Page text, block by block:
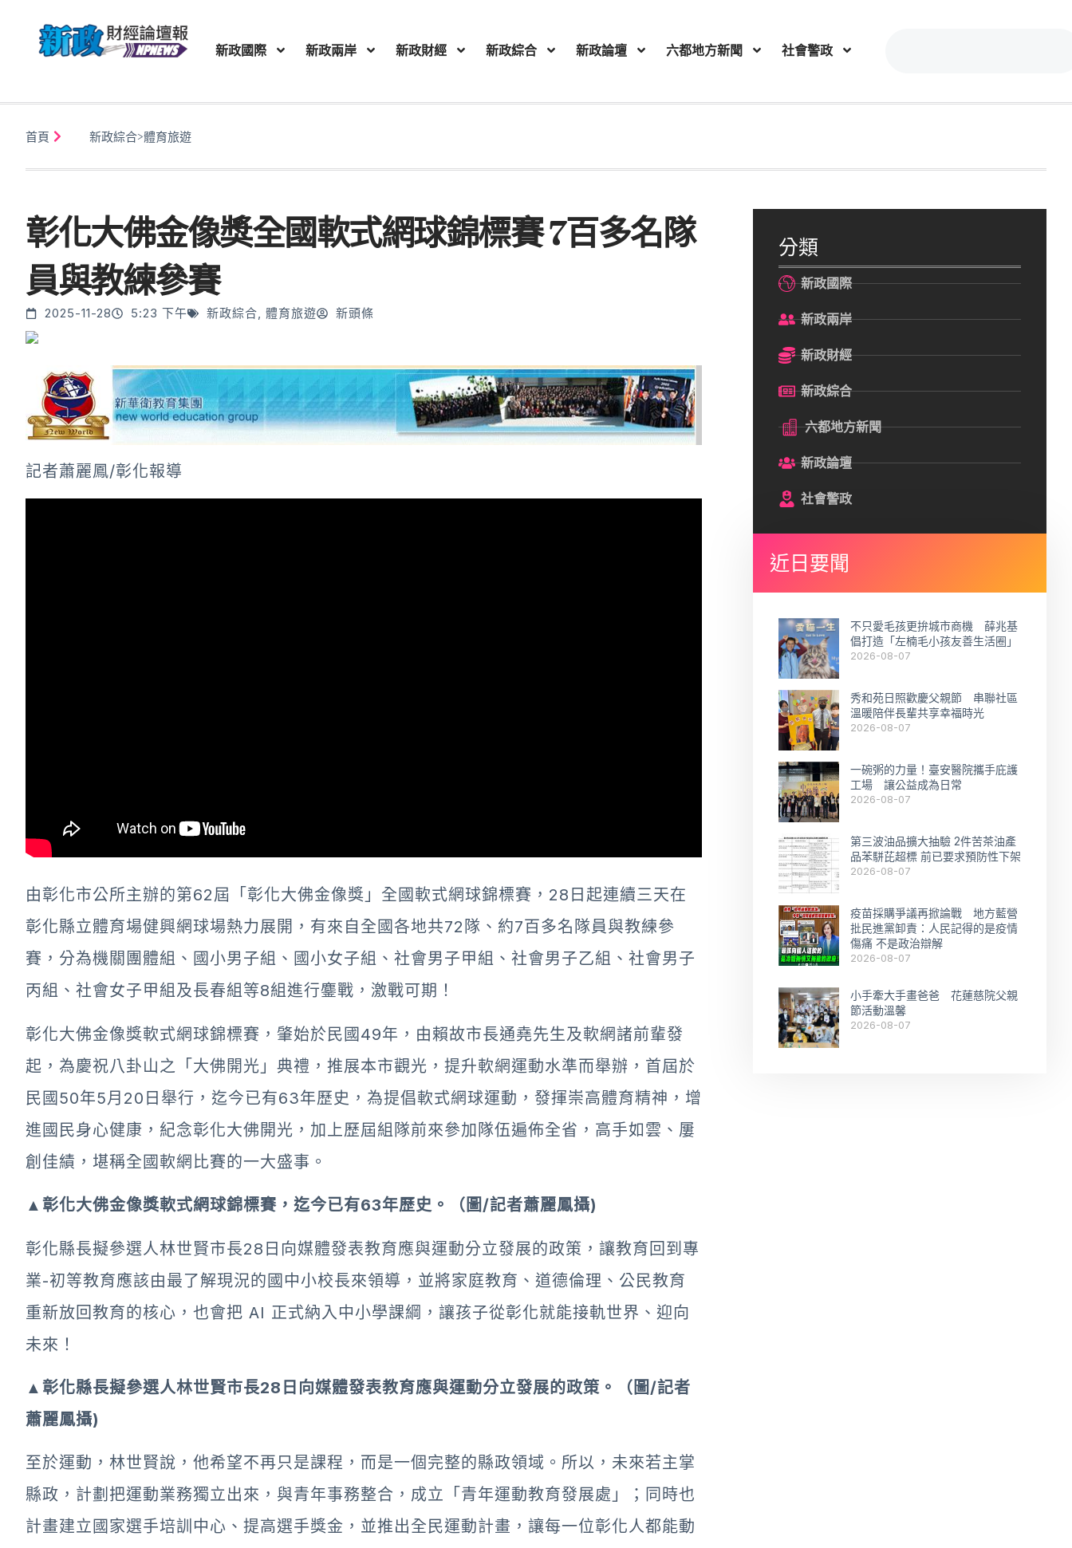
新政國際 新政兩岸 新政財經 新政綜合 新政論壇 六都地方新聞 社會警政
首頁 新政綜合>體育旅遊
彰化大佛金像獎全國軟式網球錦標賽 7百多名隊
員與教練參賽
2025-11-28 5:23 下午 新政綜合, 體育旅遊 新頭條
記者蕭麗鳳/彰化報導
由彰化市公所主辦的第62屆「彰化大佛金像獎」全國軟式網球錦標賽，28日起連續三天在
彰化縣立體育場健興網球場熱力展開，有來自全國各地共72隊、約7百多名隊員與教練參
賽，分為機關團體組、國小男子組、國小女子組、社會男子甲組、社會男子乙組、社會男子
丙組、社會女子甲組及長春組等8組進行鏖戰，激戰可期！
彰化大佛金像獎軟式網球錦標賽，肇始於民國49年，由賴故市長通堯先生及軟網諸前輩發
起，為慶祝八卦山之「大佛開光」典禮，推展本市觀光，提升軟網運動水準而舉辦，首屆於
民國50年5月20日舉行，迄今已有63年歷史，為提倡軟式網球運動，發揮崇高體育精神，增
進國民身心健康，紀念彰化大佛開光，加上歷屆組隊前來參加隊伍遍佈全省，高手如雲、屢
創佳績，堪稱全國軟網比賽的一大盛事。
▲彰化大佛金像獎軟式網球錦標賽，迄今已有63年歷史。（圖/記者蕭麗鳳攝)
彰化縣長擬參選人林世賢市長28日向媒體發表教育應與運動分立發展的政策，讓教育回到專
業-初等教育應該由最了解現況的國中小校長來領導，並將家庭教育、道德倫理、公民教育
重新放回教育的核心，也會把 AI 正式納入中小學課綱，讓孩子從彰化就能接軌世界、迎向
未來！
▲彰化縣長擬參選人林世賢市長28日向媒體發表教育應與運動分立發展的政策。（圖/記者
蕭麗鳳攝)
至於運動，林世賢說，他希望不再只是課程，而是一個完整的縣政領域。所以，未來若主掌
縣政，計劃把運動業務獨立出來，與青年事務整合，成立「青年運動教育發展處」；同時也
計畫建立國家選手培訓中心、提高選手獎金，並推出全民運動計畫，讓每一位彰化人都能動
分類
新政國際
新政兩岸
新政財經
新政綜合
六都地方新聞
新政論壇
社會警政
近日要聞
不只愛毛孩更拚城市商機 薛兆基
倡打造「左楠毛小孩友善生活圈」
2026-08-07
秀和苑日照歡慶父親節 串聯社區
溫暖陪伴長輩共享幸福時光
2026-08-07
一碗粥的力量！臺安醫院攜手庇護
工場 讓公益成為日常
2026-08-07
第三波油品擴大抽驗 2件苦茶油產
品苯駢芘超標 前已要求預防性下架
2026-08-07
疫苗採購爭議再掀論戰 地方藍營
批民進黨卸責：人民記得的是疫情
傷痛 不是政治辯解
2026-08-07
小手牽大手畫爸爸 花蓮慈院父親
節活動溫馨
2026-08-07